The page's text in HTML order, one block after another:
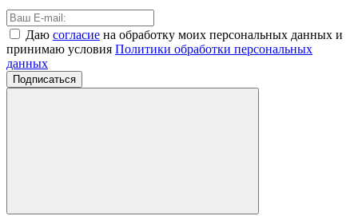
Даю согласие на обработку моих персональных данных и
принимаю условия Политики обработки персональных
данных
Подписаться